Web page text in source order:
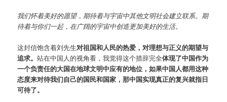
我们怀着美好的愿望，期待着与宇宙中其他文明社会建立联系。期
待着与你们一起，在广阔的宇宙中创造更加美好的生活。
这封信饱含着刘先生对祖国和人民的热爱，对理想与正义的期望与
追求。站在中国人的视角看，我觉得这个措辞完全体现了中国作为
一个负责任的大国在地球文明中应有的地位，如果中国人都用这种
态度来对待我们自己的国民和国家，那中国实现真正的复兴就指日
可待了。